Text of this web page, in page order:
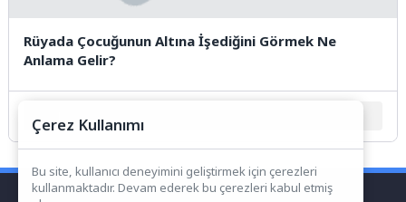
Rüyada Çocuğunun Altına İşediğini Görmek Ne
Anlama Gelir?
Çerez Kullanımı
Bu site, kullanıcı deneyimini geliştirmek için çerezleri
kullanmaktadır. Devam ederek bu çerezleri kabul etmiş